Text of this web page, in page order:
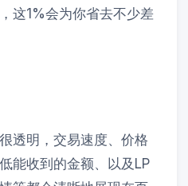
这1%会为你省去不少差
透明，交易速度、价格
能收到的金额、以及LP